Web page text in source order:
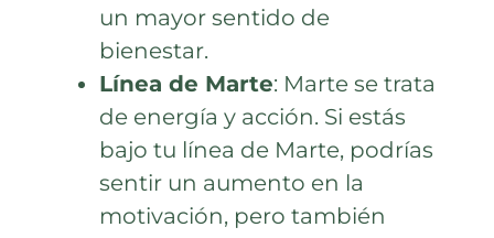
un mayor sentido de
bienestar.
Línea de Marte: Marte se trata
de energía y acción. Si estás
bajo tu línea de Marte, podrías
sentir un aumento en la
motivación, pero también